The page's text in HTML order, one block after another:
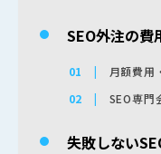
SEO外注の費
月額費用
SEO専門
失敗しない